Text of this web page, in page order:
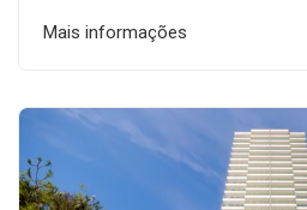
Mais informações